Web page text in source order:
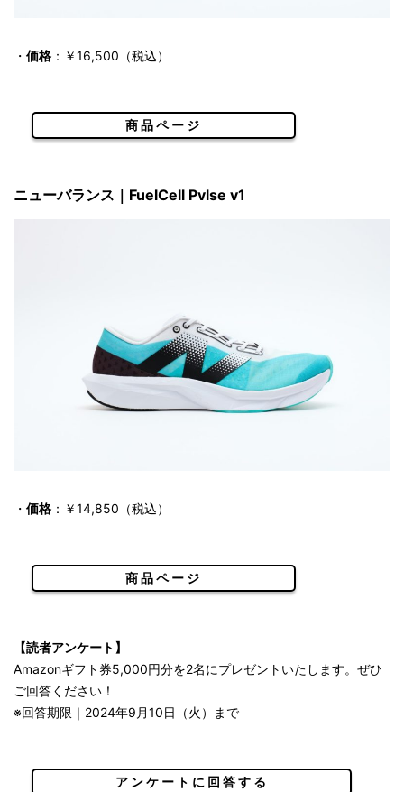
・ 価格 ：￥16,500（税込）
商品ページ
ニューバランス｜FuelCell Pvlse v1
・ 価格 ：￥14,850（税込）
商品ページ
【読者アンケート】
Amazonギフト券5,000円分を2名にプレゼントいたします。ぜひ
ご回答ください！
※回答期限｜2024年9月10日（火）まで
アンケートに回答する